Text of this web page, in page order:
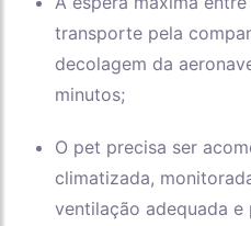
transporte pela
decolagem da
minutos;
O pet precisa ser
climatizada,
ventilação adequada